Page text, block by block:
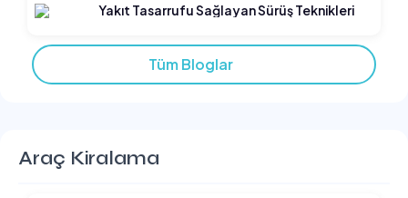
Yakıt Tasarrufu Sağlayan Sürüş Teknikleri
Tüm Bloglar
Araç Kiralama